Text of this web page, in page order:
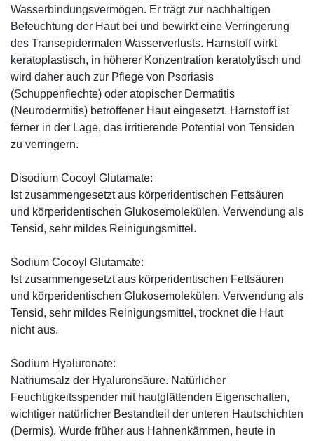
Wasserbindungsvermögen. Er trägt zur nachhaltigen
Befeuchtung der Haut bei und bewirkt eine Verringerung
des Transepidermalen Wasserverlusts. Harnstoff wirkt
keratoplastisch, in höherer Konzentration keratolytisch und
wird daher auch zur Pflege von Psoriasis
(Schuppenflechte) oder atopischer Dermatitis
(Neurodermitis) betroffener Haut eingesetzt. Harnstoff ist
ferner in der Lage, das irritierende Potential von Tensiden
zu verringern.
Disodium Cocoyl Glutamate:
Ist zusammengesetzt aus körperidentischen Fettsäuren
und körperidentischen Glukosemolekülen. Verwendung als
Tensid, sehr mildes Reinigungsmittel.
Sodium Cocoyl Glutamate:
Ist zusammengesetzt aus körperidentischen Fettsäuren
und körperidentischen Glu­kosemolekülen. Verwendung als
Tensid, sehr mildes Reinigungsmittel, trocknet die Haut
nicht aus.
Sodium Hyaluronate:
Natriumsalz der Hyaluronsäure. Natürlicher
Feuchtigkeitsspender mit hautglättenden Eigenschaften,
wichtiger natürlicher Bestandteil der unteren Hautschichten
(Dermis). Wurde früher aus Hahnenkämmen, heute in